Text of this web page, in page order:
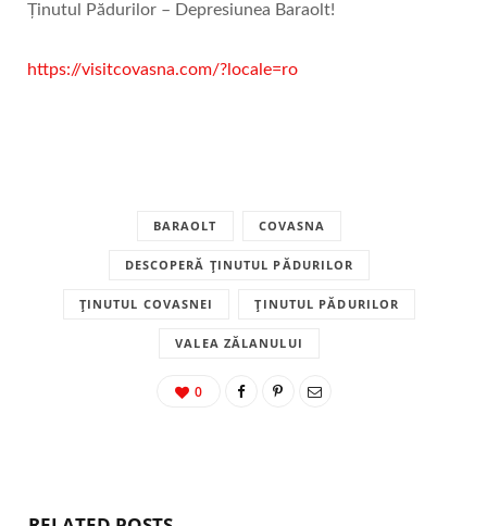
Ținutul Pădurilor – Depresiunea Baraolt!
https://visitcovasna.com/?locale=ro
BARAOLT COVASNA
DESCOPERĂ ȚINUTUL PĂDURILOR
ȚINUTUL COVASNEI ȚINUTUL PĂDURILOR
VALEA ZĂLANULUI
0